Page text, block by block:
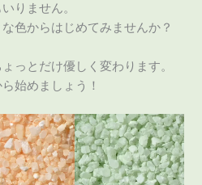
りません。
色からはじめてみませんか？
っとだけ優しく変わります。
始めましょう！